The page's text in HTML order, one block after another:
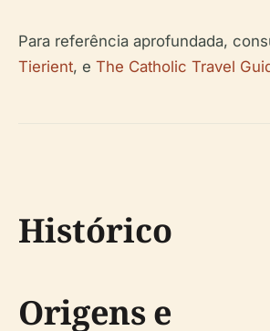
Para referência aprofundada,
Tierient, e The Catholic Travel
Histórico
Origens e